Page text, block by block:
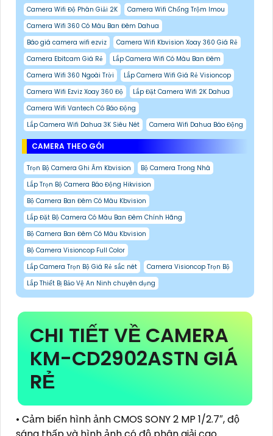
Camera Wifi Độ Phân Giải 2K
Camera Wifi Chống Trộm Imou
Camera Wifi 360 Có Màu Ban Đêm Dahua
Báo giá camera wifi ezviz
Camera Wifi Kbvision Xoay 360 Giá Rẻ
Camera Ebitcam Giá Rẻ
Lắp Camera Wifi Có Màu Ban Đêm
Camera Wifi 360 Ngoài Trời
Lắp Camera Wifi Giá Rẻ Visioncop
Camera Wifi Ezviz Xoay 360 Độ
Lắp Đặt Camera Wifi 2K Dahua
Camera Wifi Vantech Có Báo Động
Lắp Camera Wifi Dahua 3K Siêu Nét
Camera Wifi Dahua Báo Động
CAMERA THEO GÓI
Trọn Bộ Camera Ghi Âm Kbvision
Bộ Camera Trong Nhà
Lắp Trọn Bộ Camera Báo Động Hikvision
Bộ Camera Ban Đêm Có Màu Kbvision
Lắp Đặt Bộ Camera Có Màu Ban Đêm Chính Hãng
Bộ Camera Ban Đêm Có Màu Kbvision
Bộ Camera Visioncop Full Color
Lắp Camera Trọn Bộ Giá Rẻ sắc nét
Camera Visioncop Trọn Bộ
Lắp Thiết Bị Bảo Vệ An Ninh chuyên dụng
CHI TIẾT VỀ CAMERA
KM-CD2902ASTN GIÁ
RẺ
• Cảm biến hình ảnh CMOS SONY 2 MP 1/2.7″, độ